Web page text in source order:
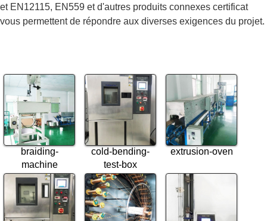
et EN12115, EN559 et d'autres produits connexes certificat
vous permettent de répondre aux diverses exigences du projet.
braiding-
machine
cold-bending-
test-box
extrusion-oven